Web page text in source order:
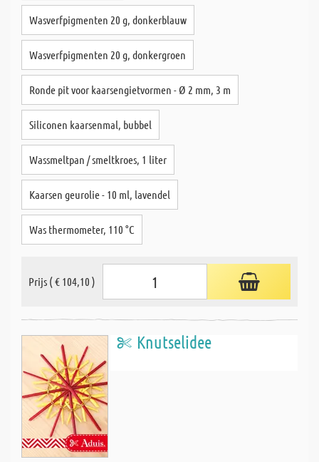
Wasverfpigmenten 20 g, donkerblauw
Wasverfpigmenten 20 g, donkergroen
Ronde pit voor kaarsengietvormen - Ø 2 mm, 3 m
Siliconen kaarsenmal, bubbel
Wassmeltpan / smeltkroes, 1 liter
Kaarsen geurolie - 10 ml, lavendel
Was thermometer, 110 °C
Prijs ( € 104,10 )
Knutselidee